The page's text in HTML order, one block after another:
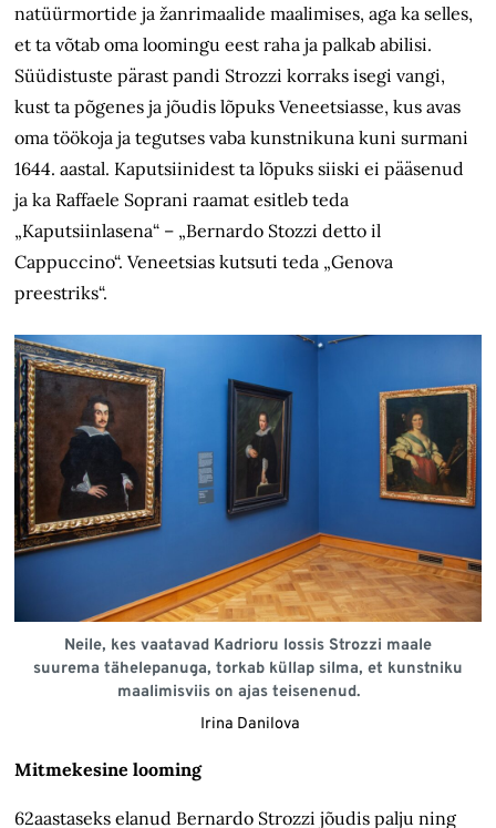
natüürmortide ja žanrimaalide maalimises, aga ka selles,
et ta võtab oma loomingu eest raha ja palkab abilisi.
Süüdistuste pärast pandi Strozzi korraks isegi vangi,
kust ta põgenes ja jõudis lõpuks Veneetsiasse, kus avas
oma töökoja ja tegutses vaba kunstnikuna kuni surmani
1644. aastal. Kaputsiinidest ta lõpuks siiski ei pääsenud
ja ka Raffaele Soprani raamat esitleb teda
„Kaputsiinlasena“ – „Bernardo Stozzi detto il
Cappuccino“. Veneetsias kutsuti teda „Genova
preestriks“.
Neile, kes vaatavad Kadrioru lossis Strozzi maale
suurema tähelepanuga, torkab küllap silma, et kunstniku
maalimisviis on ajas teisenenud.
Irina Danilova
Mitmekesine looming
62aastaseks elanud Bernardo Strozzi jõudis palju ning